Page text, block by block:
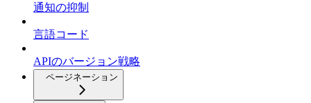
通知の抑制
言語コード
APIのバージョン戦略
ページネーション